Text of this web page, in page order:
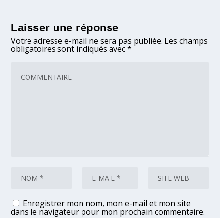
Laisser une réponse
Votre adresse e-mail ne sera pas publiée. Les champs
obligatoires sont indiqués avec*
Enregistrer mon nom, mon e-mail et mon site
dans le navigateur pour mon prochain commentaire.